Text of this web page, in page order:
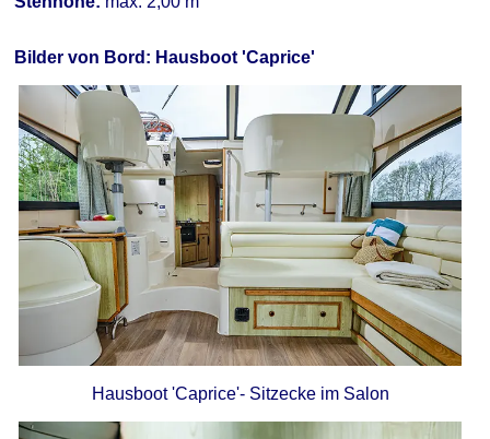
Bilder von Bord: Hausboot 'Caprice'
Hausboot 'Caprice'- Sitzecke im Salon